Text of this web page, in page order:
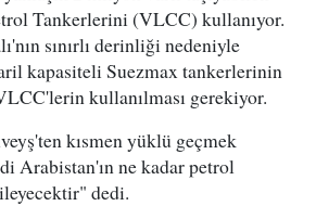
Tankerlerini (VLCC) kullanıyor.
sınırlı derinliği nedeniyle
kapasiteli Suezmax tankerlerinin
kullanılması gerekiyor.
kısmen yüklü geçmek
Arabistan'ın ne kadar petrol
dedi.